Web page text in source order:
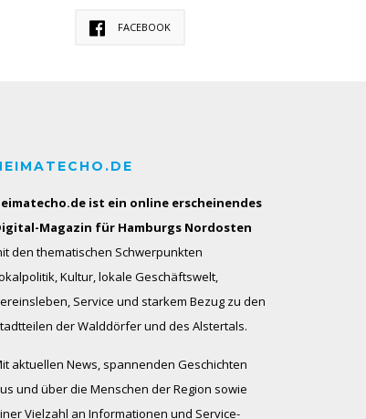
FACEBOOK
ist ein online erscheinendes
Magazin für Hamburgs Nordosten
den thematischen Schwerpunkten
Kultur, lokale Geschäftswelt,
Service und starkem Bezug zu den
der Walddörfer und des Alstertals.
aktuellen News, spannenden Geschichten
und über die Menschen der Region sowie
Vielzahl an Informationen und Service-